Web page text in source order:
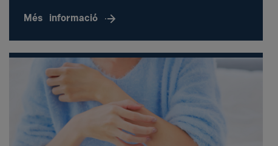
Més informació